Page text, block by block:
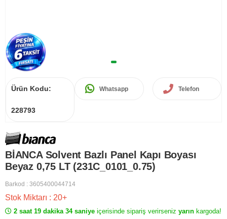
Ürün Kodu:
228793
Whatsapp Telefon
BİANCA Solvent Bazlı Panel Kapı Boyası
Beyaz 0,75 LT (231C_0101_0.75)
Barkod : 3605400044714
Stok Miktarı : 20+
2 saat 19 dakika 34 saniye içerisinde sipariş verirseniz yarın kargoda!